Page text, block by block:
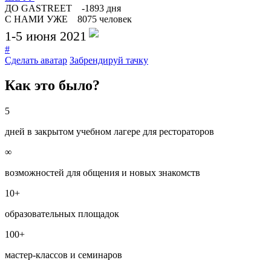
ДО GASTREET
-1893 дня
С НАМИ УЖЕ
8075 человек
1-5 июня 2021
#
Сделать аватар Забрендируй тачку
Как это было?
5
дней в закрытом учебном лагере для рестораторов
∞
возможностей для общения и новых знакомств
10+
образовательных площадок
100+
мастер-классов и семинаров